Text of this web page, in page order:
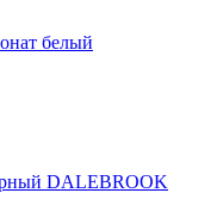
белый